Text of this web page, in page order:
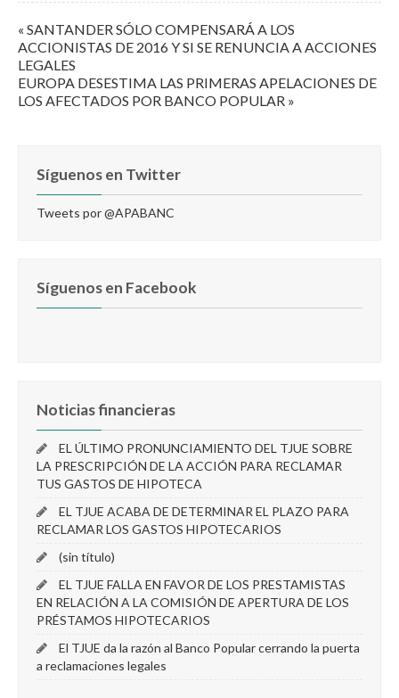
« SANTANDER SÓLO COMPENSARÁ A LOS
ACCIONISTAS DE 2016 Y SI SE RENUNCIA A ACCIONES
LEGALES
EUROPA DESESTIMA LAS PRIMERAS APELACIONES DE
LOS AFECTADOS POR BANCO POPULAR »
Síguenos en Twitter
Tweets por @APABANC
Síguenos en Facebook
Noticias financieras
EL ÚLTIMO PRONUNCIAMIENTO DEL TJUE SOBRE
LA PRESCRIPCIÓN DE LA ACCIÓN PARA RECLAMAR
TUS GASTOS DE HIPOTECA
EL TJUE ACABA DE DETERMINAR EL PLAZO PARA
RECLAMAR LOS GASTOS HIPOTECARIOS
(sin título)
EL TJUE FALLA EN FAVOR DE LOS PRESTAMISTAS
EN RELACIÓN A LA COMISIÓN DE APERTURA DE LOS
PRÉSTAMOS HIPOTECARIOS
El TJUE da la razón al Banco Popular cerrando la puerta
a reclamaciones legales